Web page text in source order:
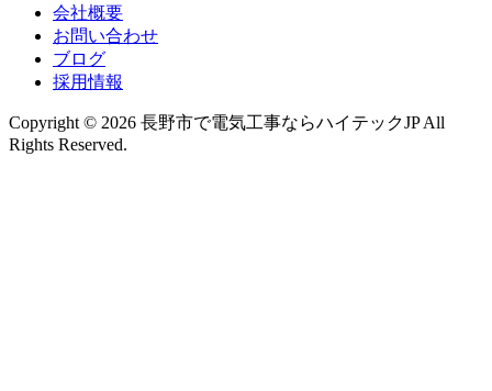
会社概要
お問い合わせ
ブログ
採用情報
Copyright © 2026 長野市で電気工事ならハイテックJP All
Rights Reserved.